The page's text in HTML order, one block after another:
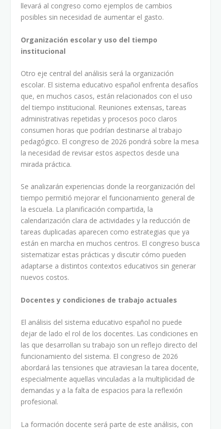
llevará al congreso como ejemplos de cambios
posibles sin necesidad de aumentar el gasto.
Organización escolar y uso del tiempo
institucional
Otro eje central del análisis será la organización
escolar. El sistema educativo español enfrenta desafíos
que, en muchos casos, están relacionados con el uso
del tiempo institucional. Reuniones extensas, tareas
administrativas repetidas y procesos poco claros
consumen horas que podrían destinarse al trabajo
pedagógico. El congreso de 2026 pondrá sobre la mesa
la necesidad de revisar estos aspectos desde una
mirada práctica.
Se analizarán experiencias donde la reorganización del
tiempo permitió mejorar el funcionamiento general de
la escuela. La planificación compartida, la
calendarización clara de actividades y la reducción de
tareas duplicadas aparecen como estrategias que ya
están en marcha en muchos centros. El congreso busca
sistematizar estas prácticas y discutir cómo pueden
adaptarse a distintos contextos educativos sin generar
nuevos costos.
Docentes y condiciones de trabajo actuales
El análisis del sistema educativo español no puede
dejar de lado el rol de los docentes. Las condiciones en
las que desarrollan su trabajo son un reflejo directo del
funcionamiento del sistema. El congreso de 2026
abordará las tensiones que atraviesan la tarea docente,
especialmente aquellas vinculadas a la multiplicidad de
demandas y a la falta de espacios para la reflexión
profesional.
La formación docente será parte de este análisis, con